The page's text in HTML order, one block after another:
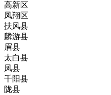
高新区
凤翔区
扶风县
麟游县
眉县
太白县
凤县
千阳县
陇县